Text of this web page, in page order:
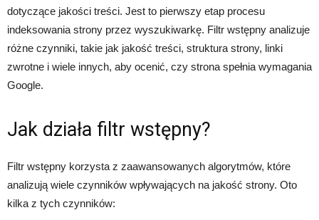
dotyczące jakości treści. Jest to pierwszy etap procesu
indeksowania strony przez wyszukiwarkę. Filtr wstępny analizuje
różne czynniki, takie jak jakość treści, struktura strony, linki
zwrotne i wiele innych, aby ocenić, czy strona spełnia wymagania
Google.
Jak działa filtr wstępny?
Filtr wstępny korzysta z zaawansowanych algorytmów, które
analizują wiele czynników wpływających na jakość strony. Oto
kilka z tych czynników: